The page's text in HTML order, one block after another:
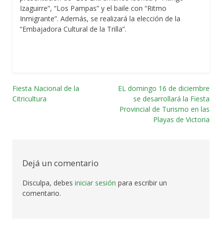
Izaguirre”, “Los Pampas” y el baile con “Ritmo
Inmigrante”. Además, se realizará la elección de la
“Embajadora Cultural de la Trilla”.
Navegación
Fiesta Nacional de la
Citricultura
EL domingo 16 de diciembre
se desarrollará la Fiesta
Provincial de Turismo en las
Playas de Victoria
Dejá un comentario
Disculpa, debes iniciar sesión para escribir un
comentario.